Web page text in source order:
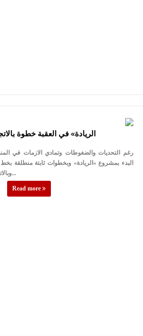
«الريادة» في العقبة خطوة
رغم التحديات والضغوطات وتمادي الازمات في
البدء بمشروع «الريادة» وبخطوات ثابتة منطلقة
وبالاتجاه الصحيح. إن انطلاقة مديري...
Read more